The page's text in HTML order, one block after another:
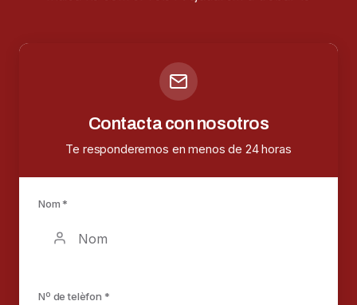
Contacta con nosotros
Te responderemos en menos de 24 horas
Nom *
Nº de telèfon *